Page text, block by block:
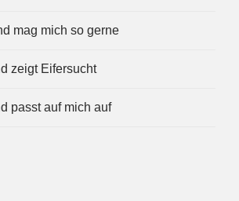
mag mich so gerne
zeigt Eifersucht
passt auf mich auf